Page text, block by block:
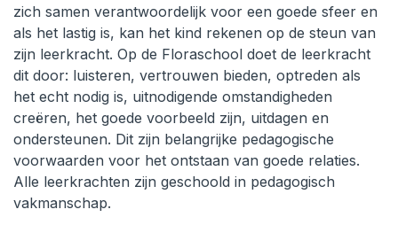
zich samen verantwoordelijk voor een goede sfeer en
als het lastig is, kan het kind rekenen op de steun van
zijn leerkracht. Op de Floraschool doet de leerkracht
dit door: luisteren, vertrouwen bieden, optreden als
het echt nodig is, uitnodigende omstandigheden
creëren, het goede voorbeeld zijn, uitdagen en
ondersteunen. Dit zijn belangrijke pedagogische
voorwaarden voor het ontstaan van goede relaties.
Alle leerkrachten zijn geschoold in pedagogisch
vakmanschap.